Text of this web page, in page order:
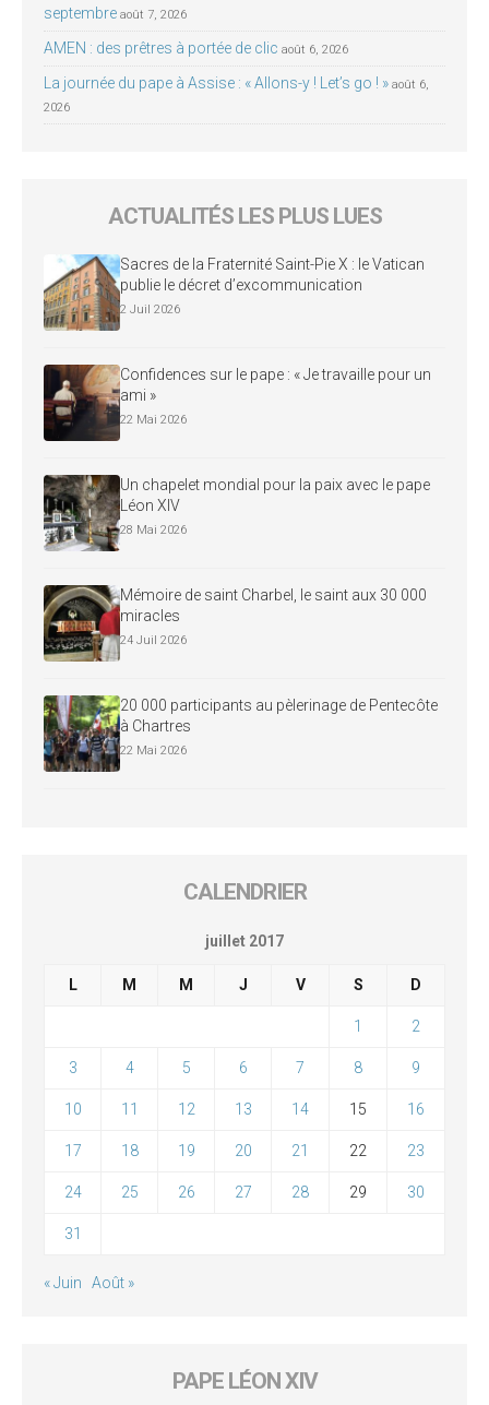
septembre août 7, 2026
AMEN : des prêtres à portée de clic août 6, 2026
La journée du pape à Assise : « Allons-y ! Let’s go ! » août 6,
2026
ACTUALITÉS LES PLUS LUES
Sacres de la Fraternité Saint-Pie X : le Vatican
publie le décret d’excommunication
2 Juil 2026
Confidences sur le pape : « Je travaille pour un
ami »
22 Mai 2026
Un chapelet mondial pour la paix avec le pape
Léon XIV
28 Mai 2026
Mémoire de saint Charbel, le saint aux 30 000
miracles
24 Juil 2026
20 000 participants au pèlerinage de Pentecôte
à Chartres
22 Mai 2026
CALENDRIER
juillet 2017
L M M J V S D
1 2
3 4 5 6 7 8 9
10 11 12 13 14 15 16
17 18 19 20 21 22 23
24 25 26 27 28 29 30
31
« Juin Août »
PAPE LÉON XIV